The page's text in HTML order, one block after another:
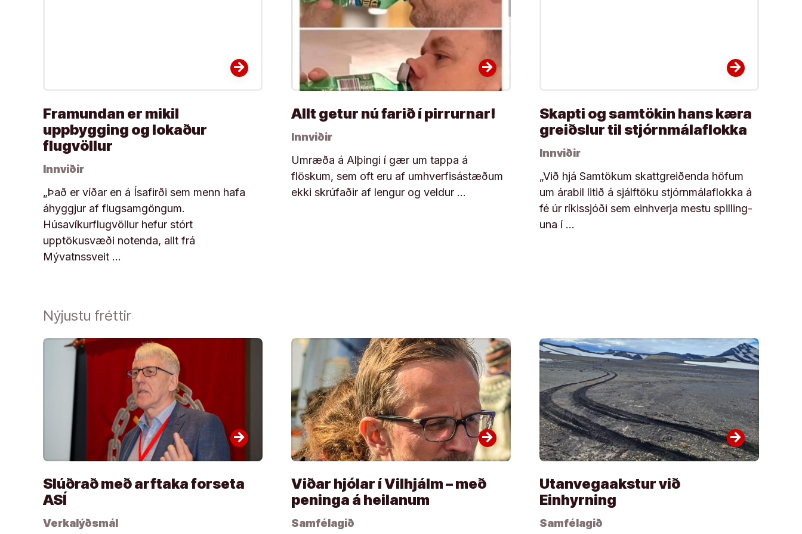
arrow_forward
Framundan er mikil
uppbygging og lokaður
flugvöllur
Innviðir
„Það er víðar en á Ísafirði sem menn hafa
áhyggjur af flugsamgöngum.
Húsavíkurflugvöllur hefur stórt
upptökusvæði notenda, allt frá
Mývatnssveit …
arrow_forward
Allt getur nú farið í pirrurnar!
Innviðir
Umræða á Alþingi í gær um tappa á
flöskum, sem oft eru af umhverfisástæðum
ekki skrúfaðir af lengur og veldur …
arrow_forward
Skapti og samtökin hans kæra
greiðslur til stjórnmálaflokka
Innviðir
„Við hjá Sam­tök­um skatt­greiðenda höf­um
um ára­bil litið á sjálf­töku stjórn­mála­flokka á
fé úr rík­is­sjóði sem ein­hverja mestu spill­ing­
una í …
Nýjustu fréttir
arrow_forward
Slúðrað með arftaka forseta
ASÍ
Verkalýðsmál
arrow_forward
Viðar hjólar í Vilhjálm – með
peninga á heilanum
Samfélagið
arrow_forward
Utanvegaakstur við
Einhyrning
Samfélagið